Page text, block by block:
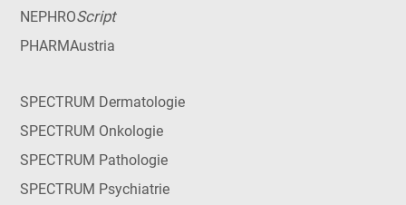
NEPHROScript
PHARMAustria
SPECTRUM Dermatologie
SPECTRUM Onkologie
SPECTRUM Pathologie
SPECTRUM Psychiatrie